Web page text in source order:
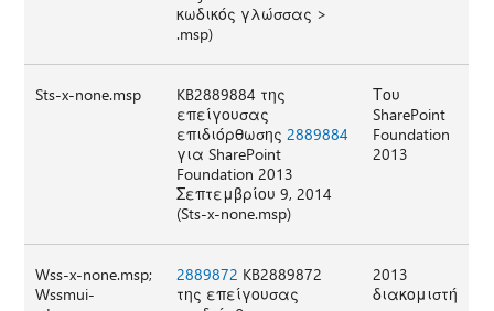
κωδικός γλώσσας >
.msp)
Sts-x-none.msp
KB2889884 της
επείγουσας
επιδιόρθωσης2889884
για SharePoint
Foundation 2013
Σεπτεμβρίου 9, 2014
(Sts-x-none.msp)
Του
SharePoint
Foundation
2013
Wss-x-none.msp;
Wssmui-
2889872 KB2889872
της επείγουσας
2013
διακομιστή